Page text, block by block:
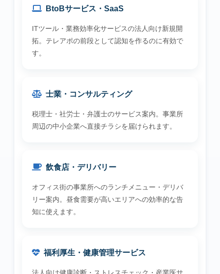
BtoBサービス・SaaS
ITツール・業務効率化サービスの法人向け新規開
拓。テレアポの前段として認知を作るのに有効で
す。
士業・コンサルティング
税理士・社労士・弁護士のサービス案内。事業所
周辺の中小企業へ直接チラシを届けられます。
飲食店・デリバリー
オフィス街の事業所へのランチメニュー・デリバ
リー案内。昼食需要が高いエリアへの効率的な告
知に使えます。
福利厚生・健康管理サービス